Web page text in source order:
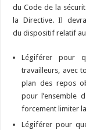
du Code de la
la Directive. Il
du dispositif relatif
Légiférer pour
travailleurs, avec
plan des repos
pour l’ensemble
forcement limiter
Légiférer pour